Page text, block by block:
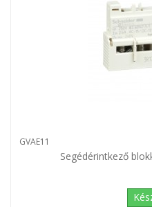
GVAE11
Segédérintkező